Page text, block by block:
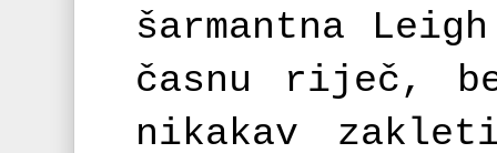
šarmantna
časnu riječ,
nikakav